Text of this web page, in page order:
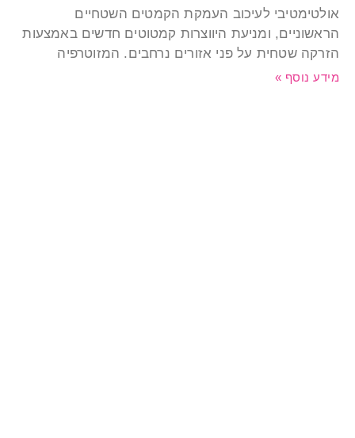
לעיכוב העמקת הקמטים השטחיים
ומניעת היווצרות קמטוטים חדשים באמצעות
שטחית על פני אזורים נרחבים. המזוטרפיה
נוסף »